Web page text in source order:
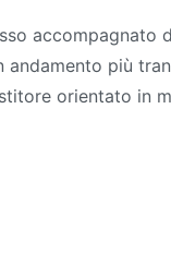
andamento più
orientato in